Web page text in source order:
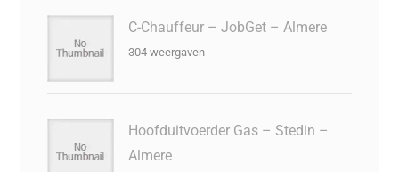
C-Chauffeur – JobGet – Almere
304 weergaven
Hoofduitvoerder Gas – Stedin –
Almere